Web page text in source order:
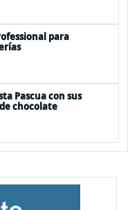
para
Pascua con sus
chocolate